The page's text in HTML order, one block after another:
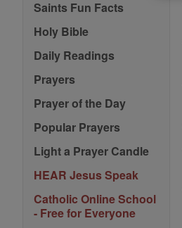
Saints Fun Facts
Holy Bible
Daily Readings
Prayers
Prayer of the Day
Popular Prayers
Light a Prayer Candle
HEAR Jesus Speak
Catholic Online School
- Free for Everyone